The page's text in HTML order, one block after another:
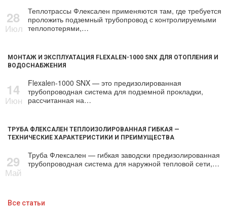
28
Июл
Теплотрассы Флексален применяются там, где требуется
проложить подземный трубопровод с контролируемыми
теплопотерями,…
МОНТАЖ И ЭКСПЛУАТАЦИЯ FLEXALEN-1000 SNX ДЛЯ ОТОПЛЕНИЯ И
ВОДОСНАБЖЕНИЯ
14
Июн
Flexalen-1000 SNX — это предизолированная
трубопроводная система для подземной прокладки,
рассчитанная на…
ТРУБА ФЛЕКСАЛЕН ТЕПЛОИЗОЛИРОВАННАЯ ГИБКАЯ —
ТЕХНИЧЕСКИЕ ХАРАКТЕРИСТИКИ И ПРЕИМУЩЕСТВА
29
Май
Труба Флексален — гибкая заводски предизолированная
трубопроводная система для наружной тепловой сети,…
Все статьи